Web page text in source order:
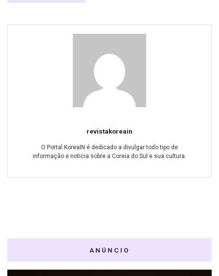
revistakoreain
O Portal KoreaIN é dedicado a divulgar todo tipo de
informação e noticia sobre a Coreia do Sul e sua cultura.
ANÚNCIO